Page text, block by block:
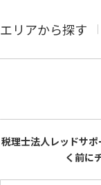
エリアから探す
税理士法人レッドサ
く前に